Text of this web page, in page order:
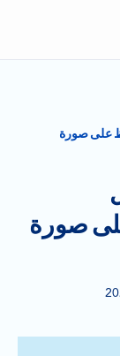
على صورة
صورة